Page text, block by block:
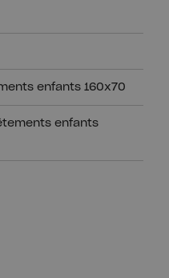
enfants 160x70
enfants